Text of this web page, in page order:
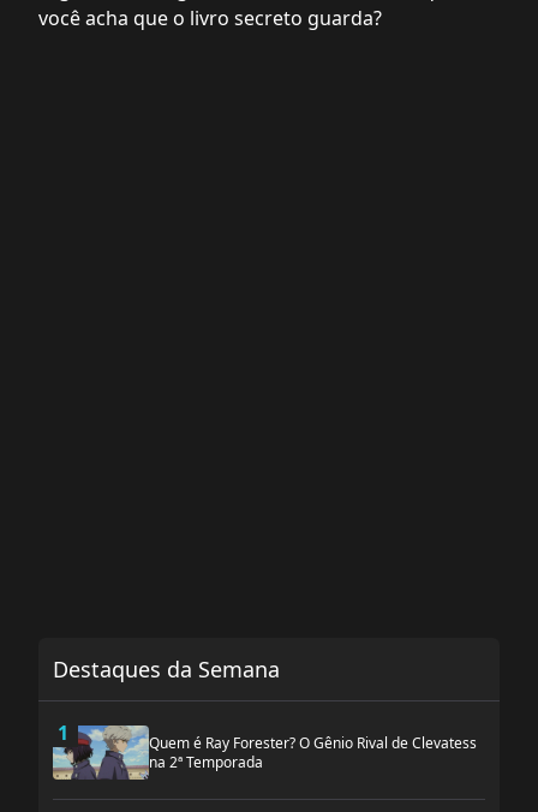
você acha que o livro secreto guarda?
Destaques da Semana
1
Quem é Ray Forester? O Gênio Rival de Clevatess
na 2ª Temporada